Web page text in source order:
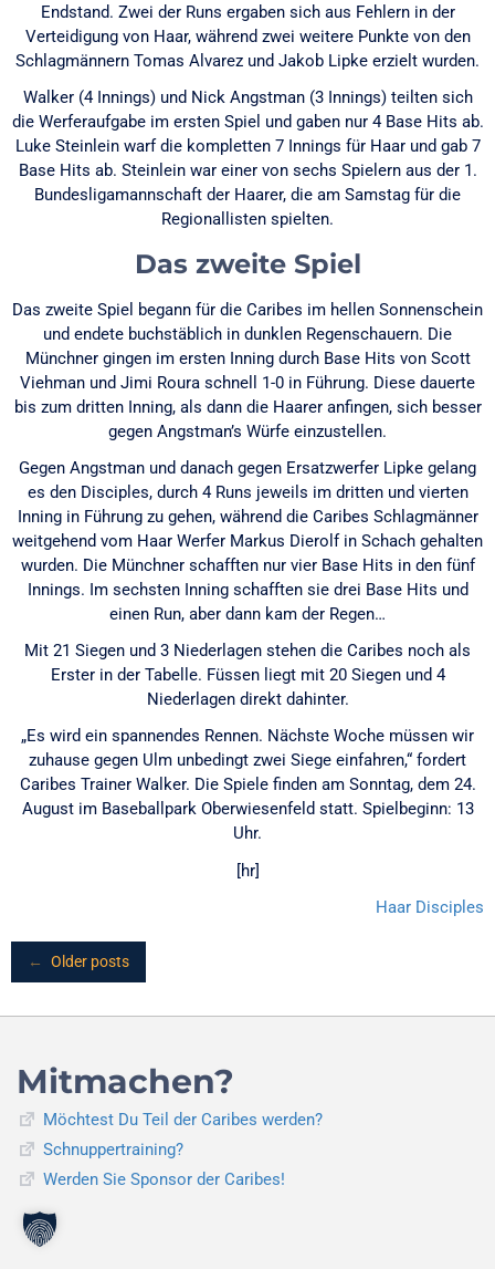
Endstand. Zwei der Runs ergaben sich aus Fehlern in der
Verteidigung von Haar, während zwei weitere Punkte von den
Schlagmännern Tomas Alvarez und Jakob Lipke erzielt wurden.
Walker (4 Innings) und Nick Angstman (3 Innings) teilten sich
die Werferaufgabe im ersten Spiel und gaben nur 4 Base Hits ab.
Luke Steinlein warf die kompletten 7 Innings für Haar und gab 7
Base Hits ab. Steinlein war einer von sechs Spielern aus der 1.
Bundesligamannschaft der Haarer, die am Samstag für die
Regionallisten spielten.
Das zweite Spiel
Das zweite Spiel begann für die Caribes im hellen Sonnenschein
und endete buchstäblich in dunklen Regenschauern. Die
Münchner gingen im ersten Inning durch Base Hits von Scott
Viehman und Jimi Roura schnell 1-0 in Führung. Diese dauerte
bis zum dritten Inning, als dann die Haarer anfingen, sich besser
gegen Angstman’s Würfe einzustellen.
Gegen Angstman und danach gegen Ersatzwerfer Lipke gelang
es den Disciples, durch 4 Runs jeweils im dritten und vierten
Inning in Führung zu gehen, während die Caribes Schlagmänner
weitgehend vom Haar Werfer Markus Dierolf in Schach gehalten
wurden. Die Münchner schafften nur vier Base Hits in den fünf
Innings. Im sechsten Inning schafften sie drei Base Hits und
einen Run, aber dann kam der Regen…
Mit 21 Siegen und 3 Niederlagen stehen die Caribes noch als
Erster in der Tabelle. Füssen liegt mit 20 Siegen und 4
Niederlagen direkt dahinter.
„Es wird ein spannendes Rennen. Nächste Woche müssen wir
zuhause gegen Ulm unbedingt zwei Siege einfahren,“ fordert
Caribes Trainer Walker. Die Spiele finden am Sonntag, dem 24.
August im Baseballpark Oberwiesenfeld statt. Spielbeginn: 13
Uhr.
[hr]
Haar Disciples
Posts
navigation
← Older posts
Mitmachen?
Möchtest Du Teil der Caribes werden?
Schnuppertraining?
Werden Sie Sponsor der Caribes!